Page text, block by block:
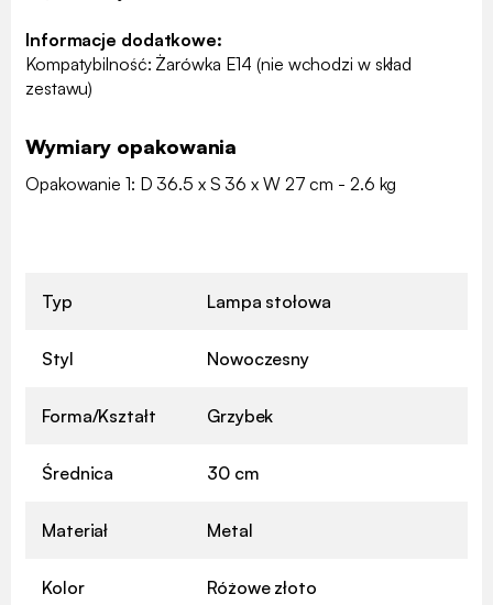
Informacje dodatkowe:
Kompatybilność: Żarówka E14 (nie wchodzi w skład
zestawu)
Wymiary opakowania
Opakowanie 1: D 36.5 x S 36 x W 27 cm - 2.6 kg
Typ Lampa stołowa
Styl Nowoczesny
Forma/Kształt Grzybek
Średnica 30 cm
Materiał Metal
Kolor Różowe złoto